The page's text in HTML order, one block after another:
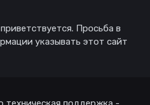
Просьба в
указывать этот сайт